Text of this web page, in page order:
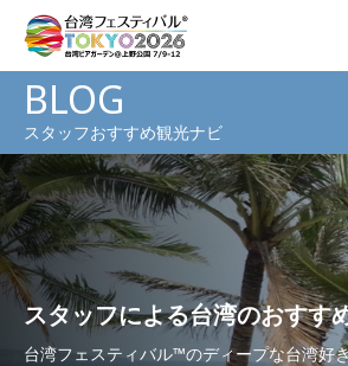
BLOG
スタッフおすすめ観光ナビ
スタッフによる台湾のおすす
台湾フェスティバル™のディープな台湾好